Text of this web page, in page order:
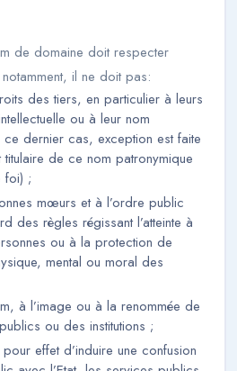
de domaine doit respecter
il ne doit pas:
des tiers, en particulier à leurs
ou à leur nom
dernier cas, exception est faite
de ce nom patronymique
foi) ;
mœurs et à l’ordre public
des règles régissant l’atteinte à
ou à la protection de
mental ou moral des
à l’image ou à la renommée de
ou des institutions ;
effet d’induire une confusion